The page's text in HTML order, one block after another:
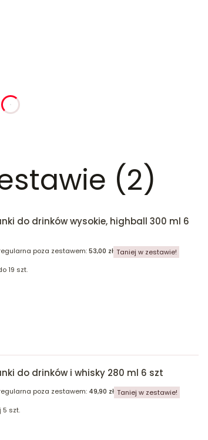
(2)
do drinków wysokie, highball 300 ml 6
poza zestawem:53,00 zł Taniej w zestawie!
19 szt.
do drinków i whisky 280 ml 6 szt
poza zestawem: 49,90 zł Taniej w zestawie!
5 szt.